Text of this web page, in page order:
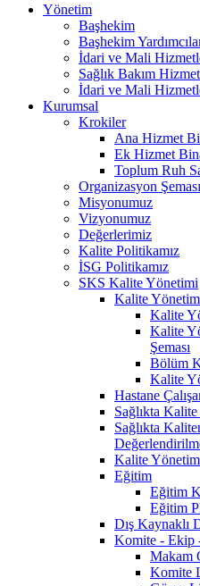
Yönetim
Başhekim
Başhekim
İdari ve Mali
Sağlık Bakım
İdari ve Mali
Kurumsal
Krokiler
Ana Hizmet
Ek Hizmet
Toplum Ruh
Organizasyon Şeması
Misyonumuz
Vizyonumuz
Değerlerimiz
Kalite Politikamız
İSG Politikamız
SKS Kalite Yönetimi
Kalite
Kalite
Kalite
Şeması
Bölüm
Kalite
Hastane
Sağlıkta
Sağlıkta
Kalite
Eğitim
Eğitim
Eğitim
Dış Kaynaklı
Komite - Ekip
Makam
Komite